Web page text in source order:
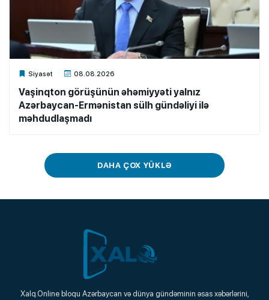
Siyasət 08.08.2026
Xalq.Online
Vaşinqton görüşünün əhəmiyyəti yalnız
Azərbaycan-Ermənistan sülh gündəliyi ilə
məhdudlaşmadı
DAHA ÇOX YÜKLƏ
Xalq.Online
Xalq.Online bloqu Azərbaycan və dünya gündəminin əsas xəbərlərini,